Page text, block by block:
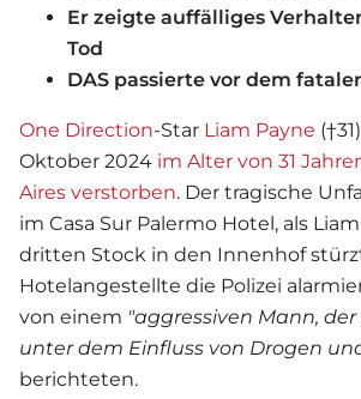
Er zeigte auffälliges
Tod
DAS passierte vor dem
One Direction-Star Liam Payne
Oktober 2024 im Alter von 31
Aires verstorben. Der tragische
im Casa Sur Palermo Hotel, als
dritten Stock in den Innenhof
Hotelangestellte die Polizei
von einem "aggressiven Mann,
unter dem Einfluss von Drogen
berichteten.